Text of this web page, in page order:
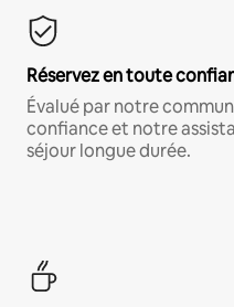
Réservez en toute
Évalué par notre
confiance et notre
séjour longue durée.